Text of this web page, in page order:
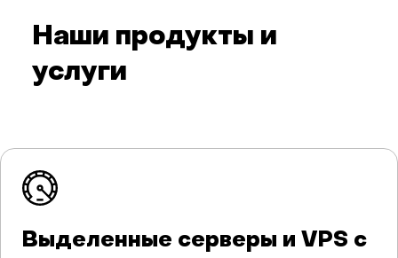
Наши продукты и
услуги
Выделенные серверы и VPS с